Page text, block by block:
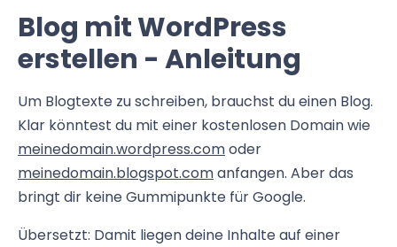
Blog mit WordPress
erstellen - Anleitung
Um Blogtexte zu schreiben, brauchst du einen Blog.
Klar könntest du mit einer kostenlosen Domain wie
meinedomain.wordpress.comoder
meinedomain.blogspot.comanfangen. Aber das
bringt dir keine Gummipunkte für Google.
Übersetzt: Damit liegen deine Inhalte auf einer